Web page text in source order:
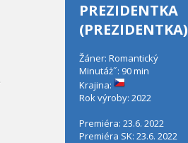
PREZIDENTKA
(PREZIDENTKA)
Žáner: Romantický
Minutáż˝: 90 min
Krajina:
Rok výroby: 2022
Premiéra: 23.6. 2022
Premiéra SK: 23.6. 2022